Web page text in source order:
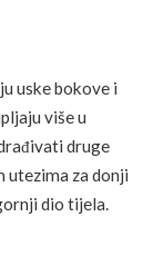
uske bokove i
više u
druge
utezima za donji
dio tijela.